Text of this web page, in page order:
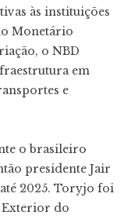
às instituições
Monetário
o NBD
em
e
o brasileiro
presidente Jair
2025. Toryjo foi
Exterior do